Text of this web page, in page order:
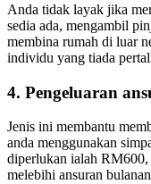
Anda tidak layak jika
sedia ada, mengambil
membina rumah di luar
individu yang tiada
4. Pengeluaran
Jenis ini membantu
anda menggunakan
diperlukan ialah
melebihi ansuran